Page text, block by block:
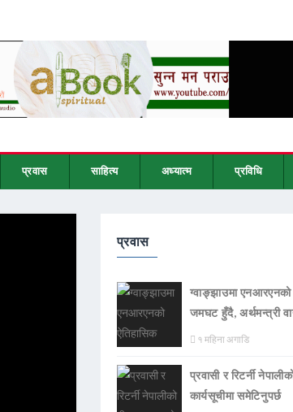
प्रवास साहित्य अध्यात्म प्रविधि
प्रवास
ग्वाङ्झाउमा एनआरएनको
जमघट हुँदै, अर्थमन्त्री
१ महिना अगाडि
प्रवासी र रिटर्नी
कार्यसूचीमा समेटिनुपर्छ